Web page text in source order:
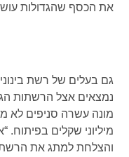
את הכסף שהגדולות
גם בעלים של רשת
נמצאים אצל הרשתות
מונה עשרה סניפים לא
מיליוני שקלים
והצלחת למתג את